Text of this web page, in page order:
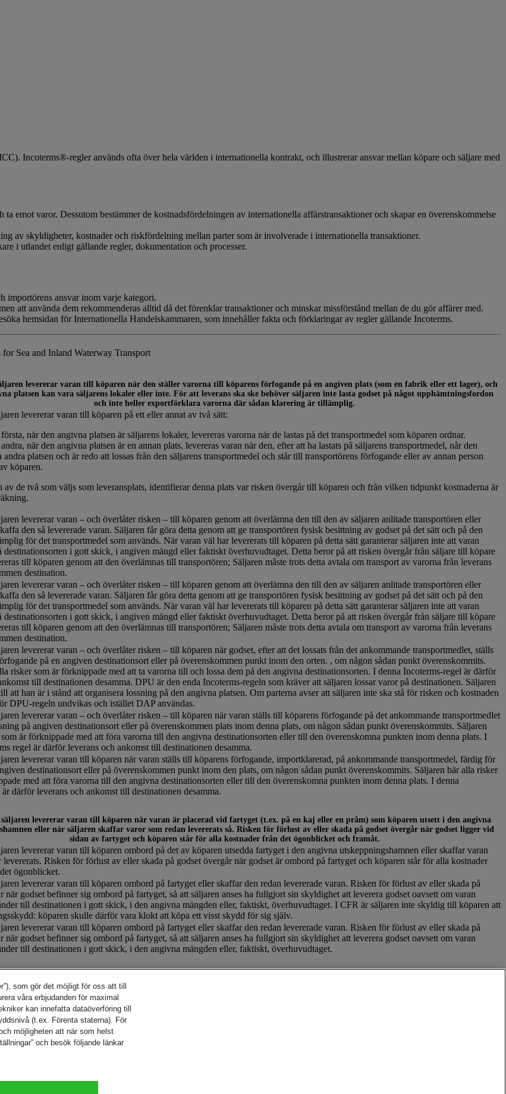
Incoterms®-regler används ofta över hela världen i internationella kontrakt, och illustrerar ansvar mellan köpare och säljare med
emot varor. Dessutom bestämmer de kostnadsfördelningen av internationella affärstransaktioner och skapar en överenskommelse
av skyldigheter, kostnader och riskfördelning mellan parter som är involverade i internationella transaktioner.
i utlandet enligt gällande regler, dokumentation och processer.
importörens ansvar inom varje kategori.
att använda dem rekommenderas alltid då det förenklar transaktioner och minskar missförstånd mellan de du gör affärer med.
hemsidan för Internationella Handelskammaren, som innehåller fakta och förklaringar av regler gällande Incoterms.
Sea and Inland Waterway Transport
levererar varan till köparen när den ställer varorna till köparens förfogande på en angiven plats (som en fabrik eller ett lager), och
platsen kan vara säljarens lokaler eller inte. För att leverans ska ske behöver säljaren inte lasta godset på något upphämtningsfordon
och inte heller exportförklara varorna där sådan klarering är tillämplig.
levererar varan till köparen på ett eller annat av två sätt:
när den angivna platsen är säljarens lokaler, levereras varorna när de lastas på det transportmedel som köparen ordnar.
när den angivna platsen är en annan plats, levereras varan när den, efter att ha lastats på säljarens transportmedel, når den
andra platsen och är redo att lossas från den säljarens transportmedel och står till transportörens förfogande eller av annan person
köparen.
av de två som väljs som leveransplats, identifierar denna plats var risken övergår till köparen och från vilken tidpunkt kostnaderna är
levererar varan – och överlåter risken – till köparen genom att överlämna den till den av säljaren anlitade transportören eller
den så levererade varan. Säljaren får göra detta genom att ge transportören fysisk besittning av godset på det sätt och på den
för det transportmedel som används. När varan väl har levererats till köparen på detta sätt garanterar säljaren inte att varan
destinationsorten i gott skick, i angiven mängd eller faktiskt överhuvudtaget. Detta beror på att risken övergår från säljare till köpare
till köparen genom att den överlämnas till transportören; Säljaren måste trots detta avtala om transport av varorna från leverans
destination.
levererar varan – och överlåter risken – till köparen genom att överlämna den till den av säljaren anlitade transportören eller
den så levererade varan. Säljaren får göra detta genom att ge transportören fysisk besittning av godset på det sätt och på den
för det transportmedel som används. När varan väl har levererats till köparen på detta sätt garanterar säljaren inte att varan
destinationsorten i gott skick, i angiven mängd eller faktiskt överhuvudtaget. Detta beror på att risken övergår från säljare till köpare
till köparen genom att den överlämnas till transportören; Säljaren måste trots detta avtala om transport av varorna från leverans
destination.
levererar varan – och överlåter risken – till köparen när godset, efter att det lossats från det ankommande transportmedlet, ställs
på en angiven destinationsort eller på överenskommen punkt inom den orten. , om någon sådan punkt överenskommits.
risker som är förknippade med att ta varorna till och lossa dem på den angivna destinationsorten. I denna Incoterms-regel är därför
till destinationen desamma. DPU är den enda Incoterms-regeln som kräver att säljaren lossar varor på destinationen. Säljaren
att han är i stånd att organisera lossning på den angivna platsen. Om parterna avser att säljaren inte ska stå för risken och kostnaden
DPU-regeln undvikas och istället DAP användas.
levererar varan – och överlåter risken – till köparen när varan ställs till köparens förfogande på det ankommande transportmedlet
på angiven destinationsort eller på överenskommen plats inom denna plats, om någon sådan punkt överenskommits. Säljaren
är förknippade med att föra varorna till den angivna destinationsorten eller till den överenskomna punkten inom denna plats. I
regel är därför leverans och ankomst till destinationen desamma.
levererar varan till köparen när varan ställs till köparens förfogande, importklarerad, på ankommande transportmedel, färdig för
destinationsort eller på överenskommen punkt inom den plats, om någon sådan punkt överenskommits. Säljaren bär alla risker
med att föra varorna till den angivna destinationsorten eller till den överenskomna punkten inom denna plats. I denna
därför leverans och ankomst till destinationen desamma.
levererar varan till köparen när varan är placerad vid fartyget (t.ex. på en kaj eller en pråm) som köparen utsett i den angivna
eller när säljaren skaffar varor som redan levererats så. Risken för förlust av eller skada på godset övergår när godset ligger vid
sidan av fartyget och köparen står för alla kostnader från det ögonblicket och framåt.
levererar varan till köparen ombord på det av köparen utsedda fartyget i den angivna utskeppningshamnen eller skaffar varan
levererats. Risken för förlust av eller skada på godset övergår när godset är ombord på fartyget och köparen står för alla kostnader
ögonblicket.
levererar varan till köparen ombord på fartyget eller skaffar den redan levererade varan. Risken för förlust av eller skada på
när godset befinner sig ombord på fartyget, så att säljaren anses ha fullgjort sin skyldighet att leverera godset oavsett om varan
till destinationen i gott skick, i den angivna mängden eller, faktiskt, överhuvudtaget. I CFR är säljaren inte skyldig till köparen att
köparen skulle därför vara klokt att köpa ett visst skydd för sig själv.
levererar varan till köparen ombord på fartyget eller skaffar den redan levererade varan. Risken för förlust av eller skada på
när godset befinner sig ombord på fartyget, så att säljaren anses ha fullgjort sin skyldighet att leverera godset oavsett om varan
till destinationen i gott skick, i den angivna mängden eller, faktiskt, överhuvudtaget.
resan.
som gör det möjligt för oss att till
våra erbjudanden för maximal
kan innefatta dataöverföring till
(t.ex. Förenta staterna). För
möjligheten att när som helst
och besök följande länkar